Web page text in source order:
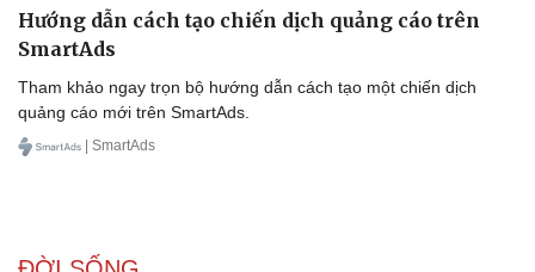
Hướng dẫn cách tạo chiến dịch quảng cáo trên
SmartAds
Tham khảo ngay trọn bộ hướng dẫn cách tạo một chiến dịch
quảng cáo mới trên SmartAds.
| SmartAds